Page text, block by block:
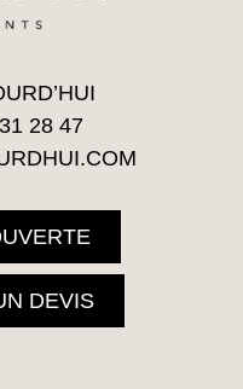
28 47
DEVIS